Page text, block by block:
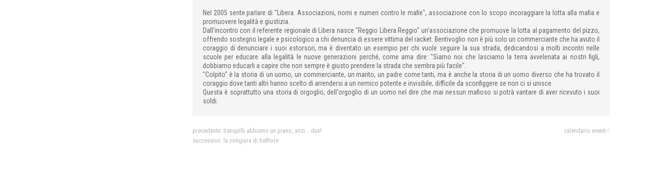
Nel 2005 sente parlare di "Libera. Associazioni, nomi e numeri contro le mafie", associazione con lo scopo incoraggiare la lotta alla mafia e
promuovere legalità e giustizia.
Dall'incontro con il referente regionale di Libera nasce "Reggio Libera Reggio" un'associazione che promuove la lotta al pagamento del pizzo,
offrendo sostegno legale e psicologico a chi denuncia di essere vittima del racket. Bentivoglio non è più solo un commerciante che ha avuto il
coraggio di denunciare i suoi estorsori, ma è diventato un esempio per chi vuole seguire la sua strada, dedicandosi a molti incontri nelle
scuole per educare alla legalità le nuove generazioni perché, come ama dire: "Siamo noi che lasciamo la terra avvelenata ai nostri figli,
dobbiamo educarli a capire che non sempre è giusto prendere la strada che sembra più facile".
"Colpito" è la storia di un uomo, un commerciante, un marito, un padre come tanti, ma è anche la storia di un uomo diverso che ha trovato il
coraggio dove tanti altri hanno scelto di arrendersi a un nemico potente e invisibile, difficile da sconfiggere se non ci si unisce.
Questa è soprattutto una storia di orgoglio, dell'orgoglio di un uomo nel dire che mai nessun mafioso si potrà vantare di aver ricevuto i suoi
soldi.
precedente: tranquilli abbiamo un piano, anzi... due!
successivo: la congiura di belfiore
calendario eventi